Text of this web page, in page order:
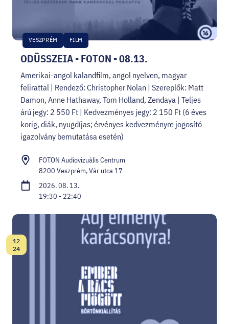
ODÜSSZEIA - FOTON - 08.13.
VESZPRÉM FILM
Amerikai-angol kalandfilm, angol nyelven, magyar
felirattal | Rendező: Christopher Nolan | Szereplők: Matt
Damon, Anne Hathaway, Tom Holland, Zendaya | Teljes
árú jegy: 2 550 Ft | Kedvezményes jegy: 2 150 Ft (6 éves
korig, diák, nyugdíjas; érvényes kedvezményre jogosító
igazolvány bemutatása esetén)
FOTON Audiovizuális Centrum
8200 Veszprém, Vár utca 17
2026. 08. 13.
19:30 - 22:40
Dátum:
12
24